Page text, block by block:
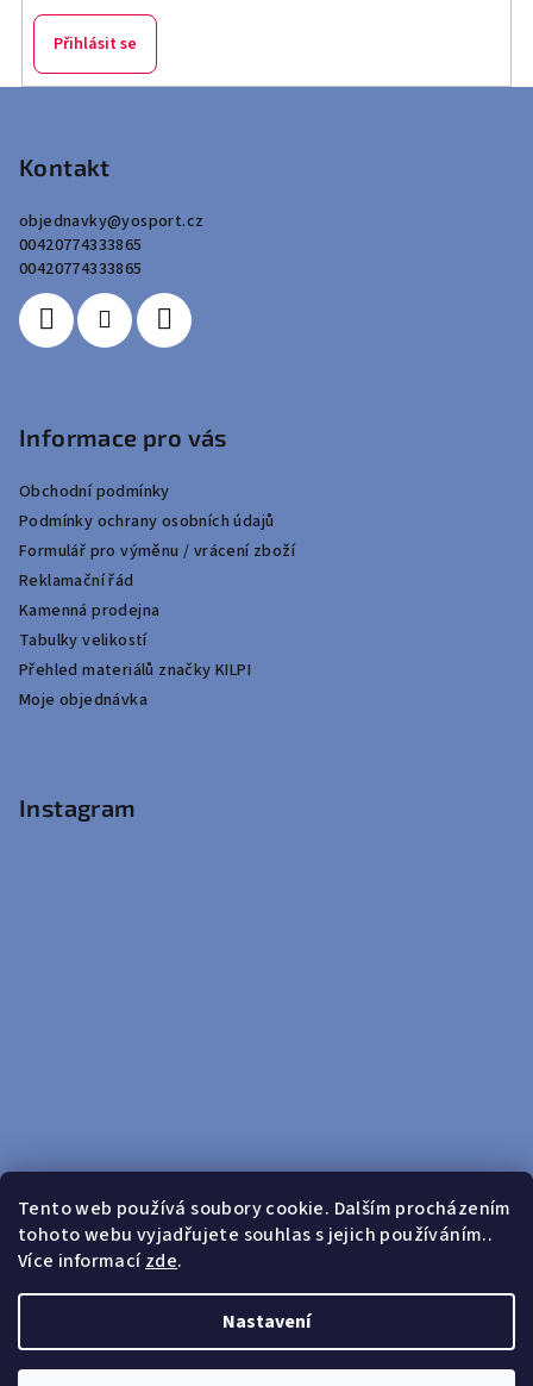
Tento web používá soubory cookie. Dalším procházením
tohoto webu vyjadřujete souhlas s jejich používáním..
Více informacízde.
Nastavení
Přihlásit se
Kontakt
objednavky@yosport.cz
00420774333865
00420774333865
Informace pro vás
Obchodní podmínky
Podmínky ochrany osobních údajů
Formulář pro výměnu / vrácení zboží
Reklamační řád
Kamenná prodejna
Tabulky velikostí
Přehled materiálů značky KILPI
Moje objednávka
Instagram
Sledovat na Instagramu
Doprava zdarma od 599 Kč